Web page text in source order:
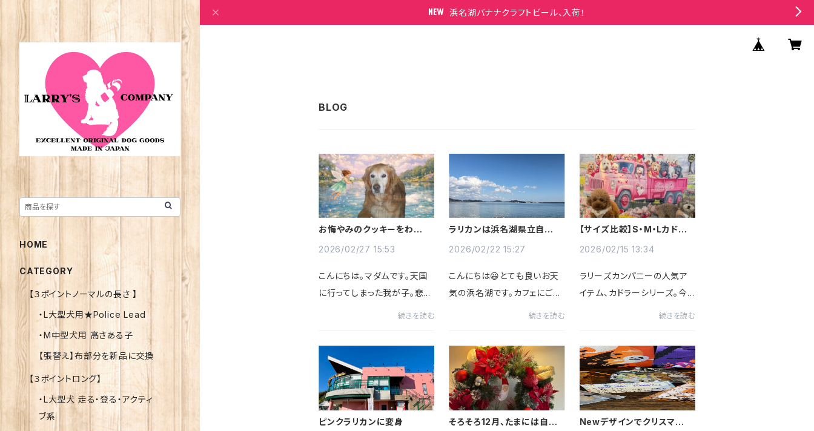
浜名湖バナナクラフトビール、入荷！
お悔やみのクッキーをわが子
2026/02/27 15:53
こんにちは。マダムです。天国
に行ってしまった我が子。悲し
て、お返しのお品を用意しなけ
ればならない。そんな時にこ
かがでしょうか。ラリカンの無
添加ク...
続きを読む
ラリカンは浜名湖県立自然公
2026/02/22 15:27
こんにちは😃とても良いお天
気の浜名湖です。カフェにご来
浜名湖県立自然公園の中に建
っています。どうりで景色が良
いと思ったと言われます。この
地域...
続きを読む
【サイズ比較】S・M・Lカドラ
くれました
2026/02/15 13:34
ラリーズカンパニーの人気ア
イテム、カドラーシリーズ。今
れましたので、サイズ感をご紹
介します。■ Sサイズ（キウイ
グリーン）小型犬さんに人気の
サ...
続きを読む
ピンクラリカンに変身
そろそろ12月、たまには自分
Newデザインでクリスマスク
HOME
CATEGORY
【３ポイントノーマルの長さ 】
・L大型犬用★Police Lead
・M中型犬用 高さある子
【張替え】布部分を新品に交換
【３ポイントロング】
・L大型犬 走る・登る・アクティ
ブ系